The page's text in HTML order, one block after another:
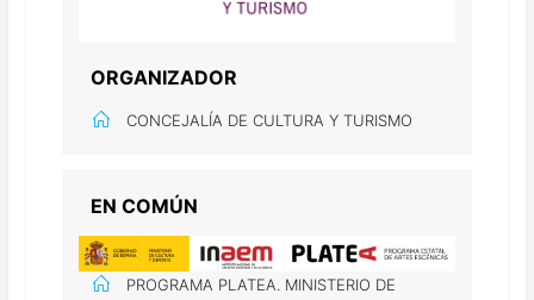
ORGANIZADOR
CONCEJALÍA DE CULTURA Y TURISMO
EN COMÚN
PROGRAMA PLATEA. MINISTERIO DE